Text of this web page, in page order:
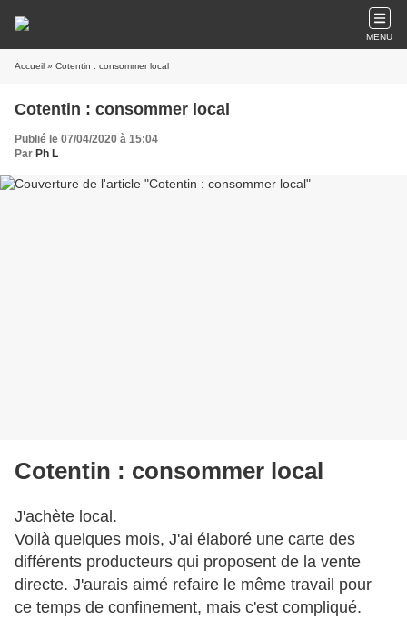
MENU
Accueil » Cotentin : consommer local
Cotentin : consommer local
Publié le 07/04/2020 à 15:04
Par Ph L
Cotentin : consommer local
J'achète local.
Voilà quelques mois, J'ai élaboré une carte des
différents producteurs qui proposent de la vente
directe. J'aurais aimé refaire le même travail pour
ce temps de confinement, mais c'est compliqué.